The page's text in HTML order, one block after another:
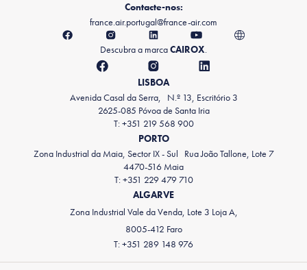
Contacte-nos:
france.air.portugal@france-air.com
Descubra a marcaCAIROX.
LISBOA
Avenida Casal da Serra, N.º 13, Escritório 3
2625-085 Póvoa de Santa Iria
T: +351 219 568 900
PORTO
Zona Industrial da Maia, Sector IX - Sul Rua João Tallone, Lote 7
4470-516 Maia
T: +351 229 479 710
ALGARVE
Zona Industrial Vale da Venda, Lote 3 Loja A,
8005-412 Faro
T: +351 289 148 976